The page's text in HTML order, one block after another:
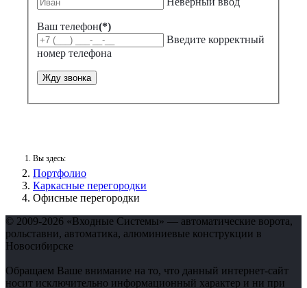
Ваш телефон(*)
Введите корректный
номер телефона
Жду звонка
Вы здесь:
Портфолио
Каркасные перегородки
Офисные перегородки
© 2009-2026 «Входные Системы» — автоматические ворота,
рольставни, автоматика, алюминиевые конструкции в
Новосибирске
Обращаем Ваше внимание на то, что данный интернет-сайт
носит исключительно информационный характер и ни при